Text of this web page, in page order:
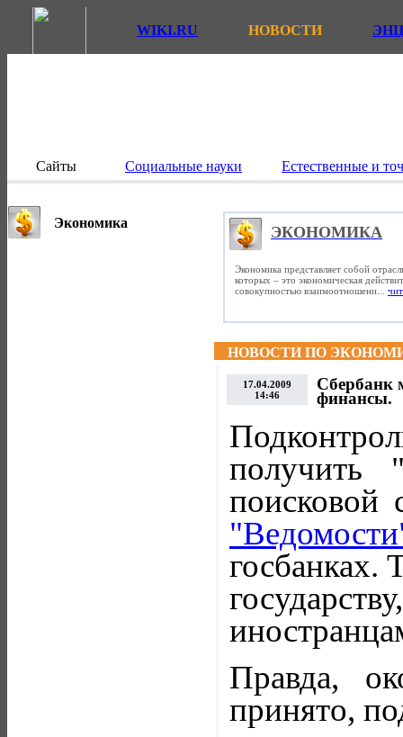
WIKI.RU НОВОСТИ
Сайты Социальные науки Естественные и
Экономика
ЭКОНОМИКА
Экономика представляет собой
которых – это экономическая
совокупностью взаимоотношени...
НОВОСТИ ПО
17.04.2009
14:46
Сбербанк
финансы.
получить
госбанках.
Правда,
принято,